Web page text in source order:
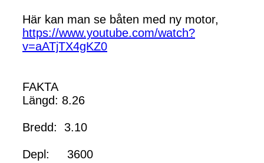
Här kan man se båten med ny motor,
https://www.youtube.com/watch?
v=aATjTX4gKZ0
FAKTA
Längd: 8.26
Bredd: 3.10
Depl: 3600